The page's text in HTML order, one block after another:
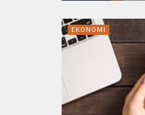
EKONOMI